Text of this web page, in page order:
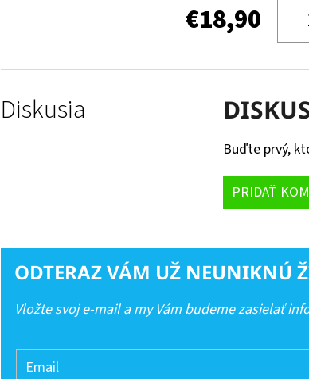
€18,90
Diskusia
Buďte prvý,
PRIDAŤ
ODTERAZ VÁM UŽ NEUNIKNÚ
Vložte svoj e-mail a my Vám budeme zasielať
Email